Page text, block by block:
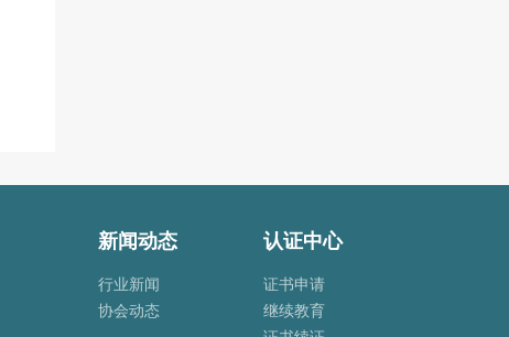
新闻动态
行业新闻
协会动态
认证中心
证书申请
继续教育